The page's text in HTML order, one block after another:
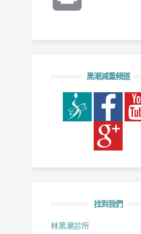
黑潮減重頻道
找到我們
林黑潮診所